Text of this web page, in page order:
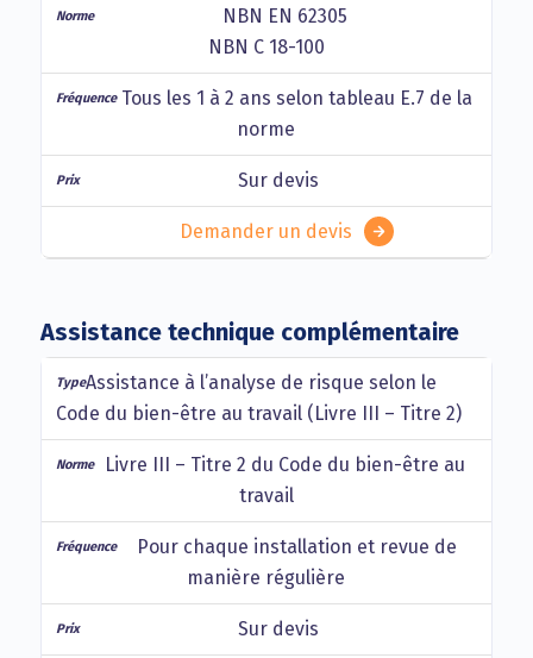
NBN EN 62305
NBN C 18-100
Tous les 1 à 2 ans selon tableau E.7 de la
norme
Sur devis
Demander un devis
Assistance technique complémentaire
Assistance à l’analyse de risque selon le
Code du bien-être au travail (Livre III – Titre 2)
Livre III – Titre 2 du Code du bien-être au
travail
Pour chaque installation et revue de
manière régulière
Sur devis